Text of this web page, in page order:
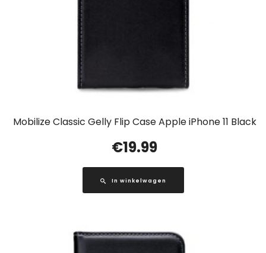
Mobilize Classic Gelly Flip Case Apple iPhone 11 Black
€19.99
In winkelwagen